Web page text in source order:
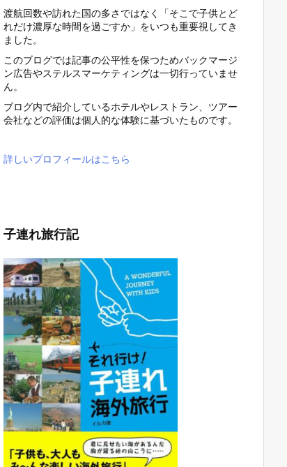
渡航回数や訪れた国の多さではなく「そこで子供とど
れだけ濃厚な時間を過ごすか」をいつも重要視してき
ました。
このブログでは記事の公平性を保つためバックマージ
ン広告やステルスマーケティングは一切行っていませ
ん。
ブログ内で紹介しているホテルやレストラン、ツアー
会社などの評価は個人的な体験に基づいたものです。
詳しいプロフィールはこちら
子連れ旅行記